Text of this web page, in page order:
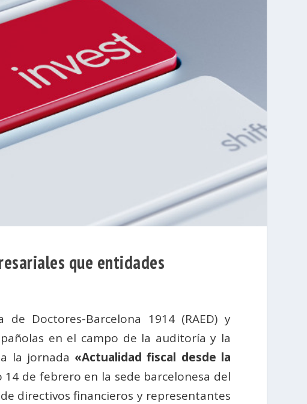
que entidades
Doctores-Barcelona 1914 (RAED) y
en el campo de la auditoría y la
la jornada «Actualidad fiscal desde la
14 de febrero en la sede barcelonesa del
directivos financieros y representantes